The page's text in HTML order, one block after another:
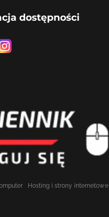
dostępności
Hosting i strony internetowe